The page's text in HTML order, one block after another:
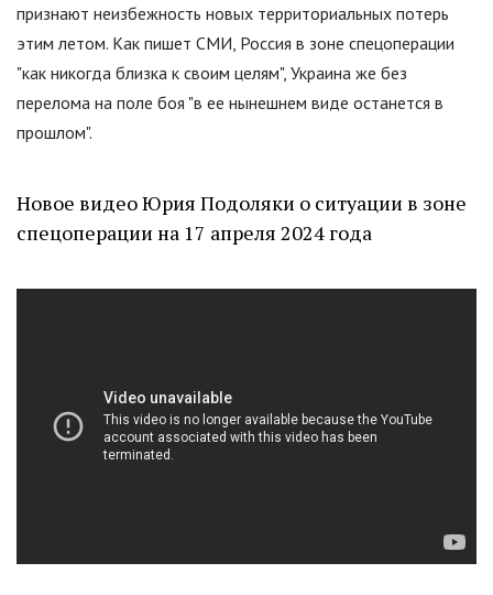
признают неизбежность новых территориальных потерь
этим летом. Как пишет СМИ, Россия в зоне спецоперации
"как никогда близка к своим целям", Украина же без
перелома на поле боя "в ее нынешнем виде останется в
прошлом".
Новое видео Юрия Подоляки о ситуации в зоне
спецоперации на 17 апреля 2024 года